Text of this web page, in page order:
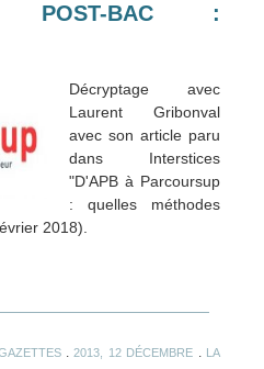
POST-BAC :
Décryptage avec
Laurent Gribonval
avec son article paru
dans Interstices
"D'APB à Parcoursup
: quelles méthodes
2018).
.2013, 12 DÉCEMBRE
LA